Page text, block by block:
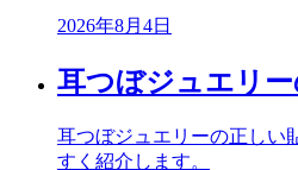
2026年8月4日
耳つぼジュエリ
耳つぼジュエリーの正しい
すく紹介します。